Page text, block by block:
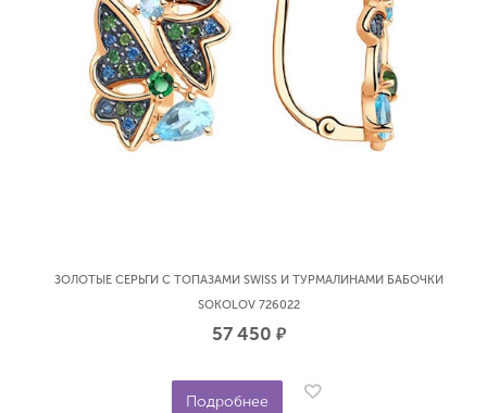
ЗОЛОТЫЕ СЕРЬГИ С ТОПАЗАМИ SWISS И ТУРМАЛИНАМИ БАБОЧКИ
SOKOLOV 726022
57 450 р.
Подробнее